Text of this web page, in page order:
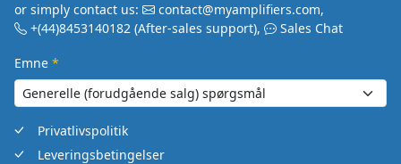
or simply contact us: contact@myamplifiers.com,
+(44)8453140182 (After-sales support), Sales Chat
Emne *
Privatlivspolitik
Leveringsbetingelser